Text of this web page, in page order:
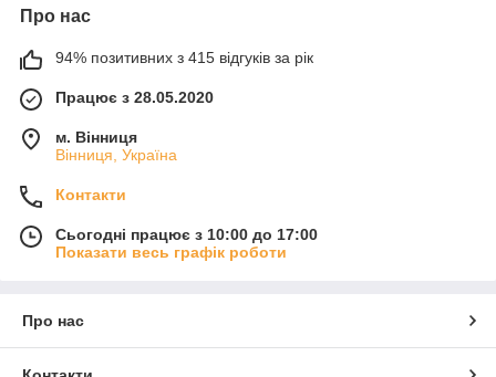
Про нас
94% позитивних з 415 відгуків за рік
Працює з 28.05.2020
м. Вінниця
Вінниця, Україна
Контакти
Сьогодні працює з 10:00 до 17:00
Показати весь графік роботи
Про нас